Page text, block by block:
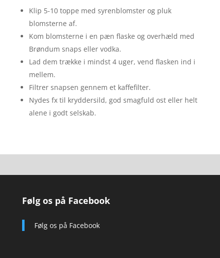
Klip 5-10 toppe med syrenblomster og pluk
blomsterne af.
Kom blomsterne i en pæn flaske og overhæld med
Brøndum snaps eller vodka.
Lad dem trække i mindst 4 uger, vend flasken ind i
mellem.
Filtrer snapsen gennem et kaffefilter.
Nydes fx til kryddersild, god smagfuld ost eller helt
alene i godt selskab.
Følg os på Facebook
Følg os på Facebook